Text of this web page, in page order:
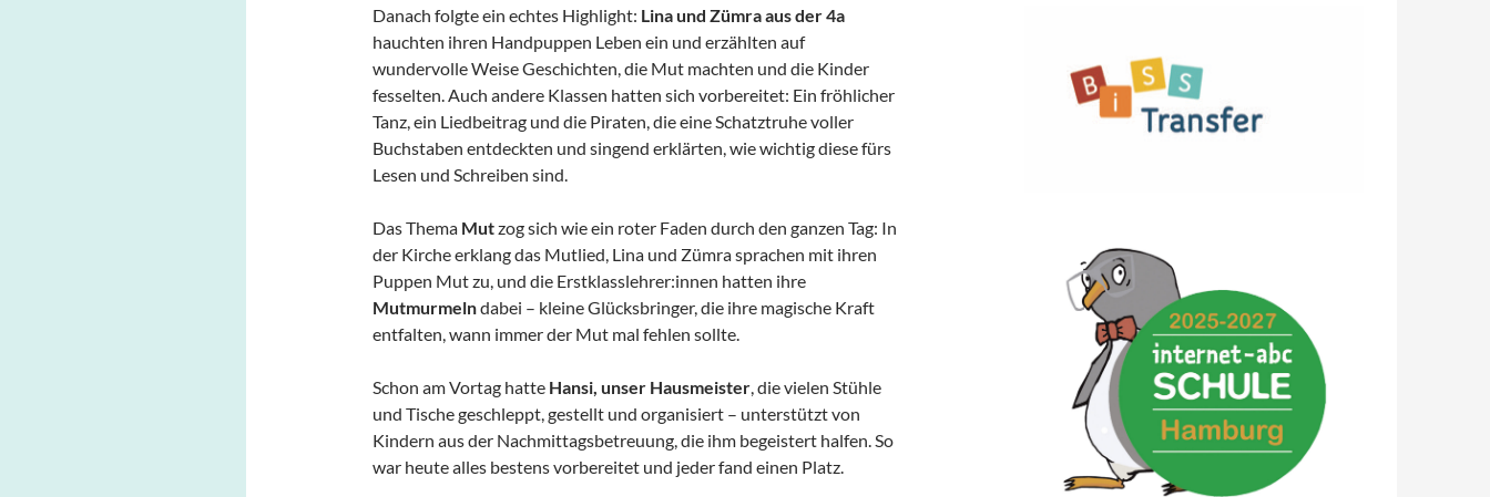
Danach folgte ein echtes Highlight: Lina und Zümra aus der 4a
hauchten ihren Handpuppen Leben ein und erzählten auf
wundervolle Weise Geschichten, die Mut machten und die Kinder
fesselten. Auch andere Klassen hatten sich vorbereitet: Ein fröhlicher
Tanz, ein Liedbeitrag und die Piraten, die eine Schatztruhe voller
Buchstaben entdeckten und singend erklärten, wie wichtig diese fürs
Lesen und Schreiben sind.
Das Thema Mutzog sich wie ein roter Faden durch den ganzen Tag: In
der Kirche erklang das Mutlied, Lina und Zümra sprachen mit ihren
Puppen Mut zu, und die Erstklasslehrer:innen hatten ihre
Mutmurmelndabei – kleine Glücksbringer, die ihre magische Kraft
entfalten, wann immer der Mut mal fehlen sollte.
Schon am Vortag hatte Hansi, unser Hausmeister, die vielen Stühle
und Tische geschleppt, gestellt und organisiert – unterstützt von
Kindern aus der Nachmittagsbetreuung, die ihm begeistert halfen. So
war heute alles bestens vorbereitet und jeder fand einen Platz.